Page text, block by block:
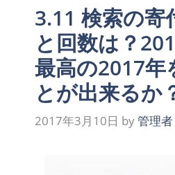
3.11 検索の寄
と回数は？
最高の2017年
とが出来るか
2017年3月10日 by管理者